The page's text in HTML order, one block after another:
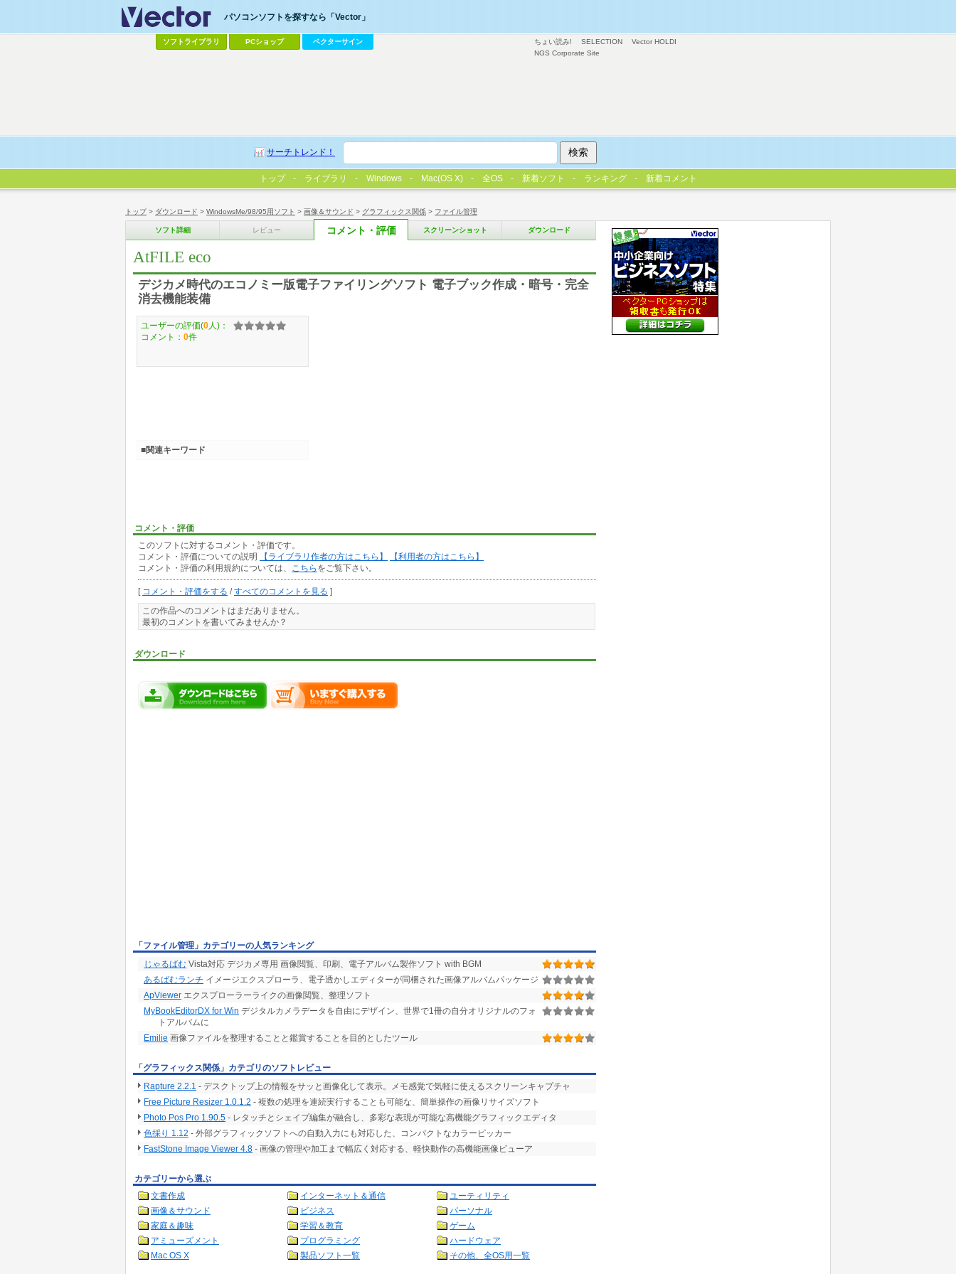
トップ> ダウンロード > WindowsMe/98/95用ソフト > 画像＆サウンド > グラフィックス関係 > ファイル管理
ソフト詳細 レビュー コメント・評価 スクリーンショット ダウンロード
AtFILE eco
デジカメ時代のエコノミー版電子ファイリングソフト 電子ブック作成・暗号・完全
消去機能装備
コメント・評価
このソフトに対するコメント・評価です。
コメント・評価についての説明
【ライブラリ作者の方はこちら】
【利用者の方はこちら】
コメント・評価の利用規約については、
こちら をご覧下さい。
[ コメント・評価をする /すべてのコメントを見る ]
この作品へのコメントはまだありません。
最初のコメントを書いてみませんか？
ダウンロード
ユーザーの評価(0 人)：
コメント： 0件
■関連キーワード
「ファイル管理」カテゴリーの人気ランキング
じゃるばむ Vista対応 デジカメ専用 画像閲覧、印刷、電子アルバム製作ソフト with BGM
あるばむランチ イメージエクスプローラ、電子透かしエディターが同梱された画像アルバムパッケージ
ApViewer エクスプローラーライクの画像閲覧、整理ソフト
MyBookEditorDX for Win デジタルカメラデータを自由にデザイン、世界で1冊の自分オリジナルのフォ
トアルバムに
Emilie 画像ファイルを整理することと鑑賞することを目的としたツール
「グラフィックス関係」カテゴリのソフトレビュー
Rapture 2.2.1 - デスクトップ上の情報をサッと画像化して表示。メモ感覚で気軽に使えるスクリーンキャプチャ
Free Picture Resizer 1.0.1.2 - 複数の処理を連続実行することも可能な、簡単操作の画像リサイズソフト
Photo Pos Pro 1.90.5 - レタッチとシェイプ編集が融合し、多彩な表現が可能な高機能グラフィックエディタ
色採り 1.12 - 外部グラフィックソフトへの自動入力にも対応した、コンパクトなカラーピッカー
FastStone Image Viewer 4.8 - 画像の管理や加工まで幅広く対応する、軽快動作の高機能画像ビューア
カテゴリーから選ぶ
文書作成
インターネット＆通信
ユーティリティ
画像＆サウンド
ビジネス
パーソナル
家庭＆趣味
学習＆教育
ゲーム
アミューズメント
プログラミング
ハードウェア
Mac OS X
製品ソフト一覧 その他、全OS用一覧
ちょい読み! SELECTION
Vector HOLDI
NGS Corporate Site
パソコンソフトを探すなら「Vector」
ソフトライブラリ PCショップ ベクターサイン
サーチトレンド！
トップ ライブラリ Windows Mac(OS X) 全OS 新着ソフト ランキング 新着コメント